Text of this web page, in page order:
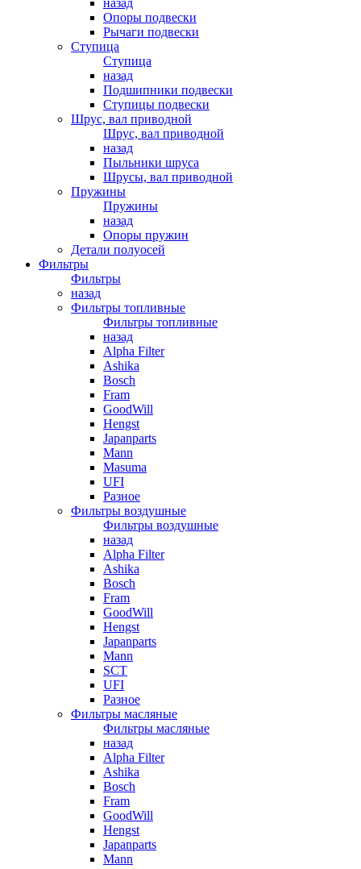
назад
Опоры подвески
Рычаги подвески
Ступица
Ступица
назад
Подшипники подвески
Ступицы подвески
Шрус, вал приводной
Шрус, вал приводной
назад
Пыльники шруса
Шрусы, вал приводной
Пружины
Пружины
назад
Опоры пружин
Детали полуосей
Фильтры
Фильтры
назад
Фильтры топливные
Фильтры топливные
назад
Alpha Filter
Ashika
Bosch
Fram
GoodWill
Hengst
Japanparts
Mann
Masuma
UFI
Разное
Фильтры воздушные
Фильтры воздушные
назад
Alpha Filter
Ashika
Bosch
Fram
GoodWill
Hengst
Japanparts
Mann
SCT
UFI
Разное
Фильтры масляные
Фильтры масляные
назад
Alpha Filter
Ashika
Bosch
Fram
GoodWill
Hengst
Japanparts
Mann